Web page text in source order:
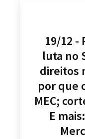
19/12 -
luta no
direitos
por que
MEC;
E